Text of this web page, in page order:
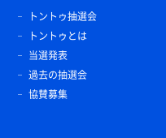
トントゥ抽選会
トントゥとは
当選発表
過去の抽選会
協賛募集